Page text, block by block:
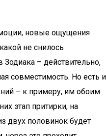
новые ощущения
не снилось
Зодиака – действительно,
совместимость. Но есть и
– к примеру, им обоим
этап притирки, на
двух половинок будет